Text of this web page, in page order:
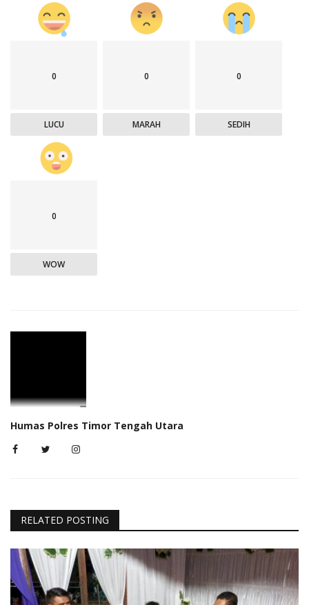
0
LUCU
0
MARAH
0
SEDIH
0
WOW
Humas Polres Timor Tengah Utara
RELATED POSTING